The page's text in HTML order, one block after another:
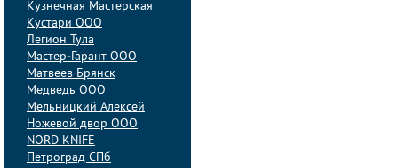
Кузнечная Мастерская
Кустари ООО
Легион Тула
Мастер-Гарант ООО
Матвеев Брянск
Медведь ООО
Мельницкий Алексей
Ножевой двор ООО
NORD KNIFE
Петроград СПб